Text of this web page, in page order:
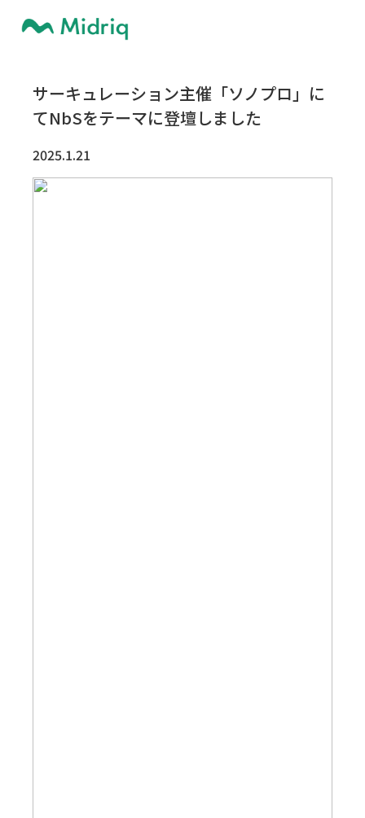
サーキュレーション主催「ソノプロ」に
てNbSをテーマに登壇しました
2025.1.21